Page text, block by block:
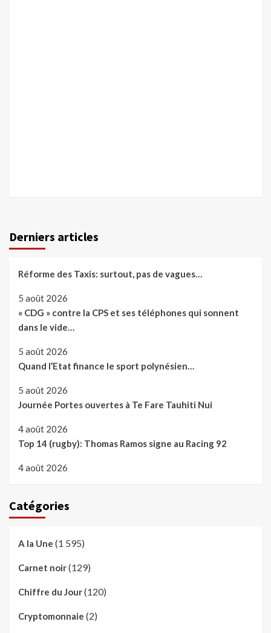
Derniers articles
Réforme des Taxis: surtout, pas de vagues…
5 août 2026
« CDG » contre la CPS et ses téléphones qui sonnent
dans le vide…
5 août 2026
Quand l’Etat finance le sport polynésien…
5 août 2026
Journée Portes ouvertes à Te Fare Tauhiti Nui
4 août 2026
Top 14 (rugby): Thomas Ramos signe au Racing 92
4 août 2026
Catégories
A la Une (1 595)
Carnet noir(129)
Chiffre du Jour(120)
Cryptomonnaie (2)